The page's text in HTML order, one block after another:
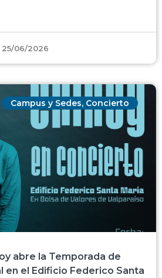
25/06/2026
Campus y Sedes, Concierto
abre la Temporada de
en el Edificio Federico Santa